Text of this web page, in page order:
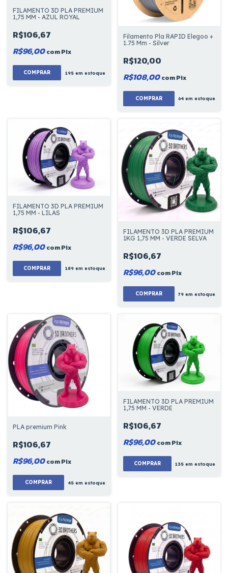
FILAMENTO 3D PLA PREMIUM
1,75 MM - AZUL ROYAL
R$106,67
R$96,00comPix
COMPRAR 195em estoque
Filamento Pla RAPID Elegoo +
1.75 Mm - Silver
R$120,00
R$108,00comPix
64em estoque
FILAMENTO 3D PLA PREMIUM
1,75 MM - LILAS
R$106,67
R$96,00comPix
COMPRAR 189em estoque
FILAMENTO 3D PLA PREMIUM
1KG 1,75 MM - VERDE SELVA
R$106,67
R$96,00comPix
COMPRAR 79 em estoque
PLA premium Pink
R$106,67
R$96,00comPix
COMPRAR 45em estoque
FILAMENTO 3D PLA PREMIUM
1,75 MM - VERDE
R$106,67
R$96,00comPix
COMPRAR 135 em estoque